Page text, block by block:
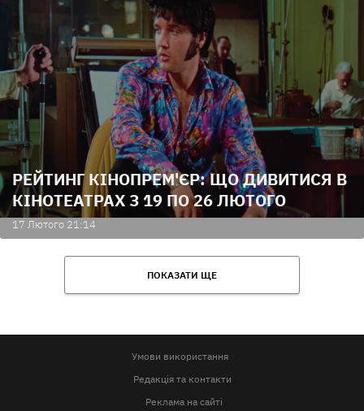
РЕЙТИНГ КІНОПРЕМ'ЄР: ЩО ДИВИТИСЯ В
КІНОТЕАТРАХ З 19 ПО 26 ЛЮТОГО
17 Лютого 21:14
ПОКАЗАТИ ЩЕ
Умови використання
Редакція та контакти
Реклама на сайті